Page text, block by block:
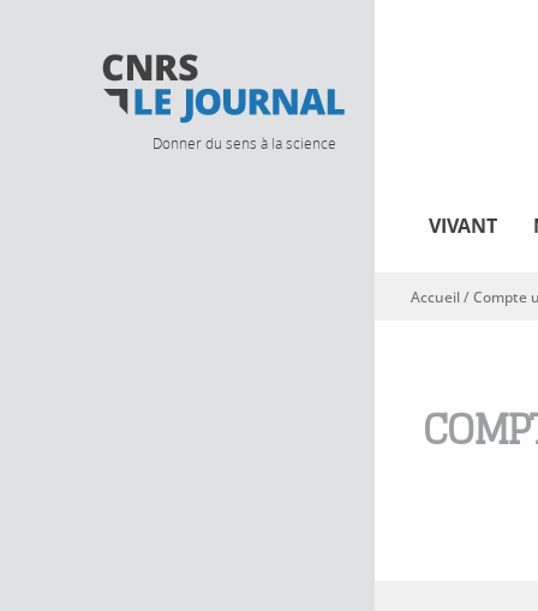
Donner du sens à la science
VIVANT
Vous êtes ici
Accueil/Compte